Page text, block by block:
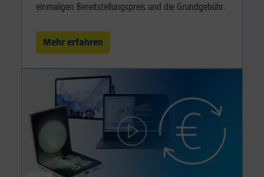
einmaligen Bereitstellungspreis und die Grundgebühr.
Mehr erfahren